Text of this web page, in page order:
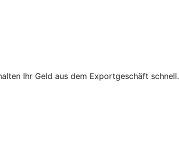
Ihr Geld aus dem Exportgeschäft schnell.